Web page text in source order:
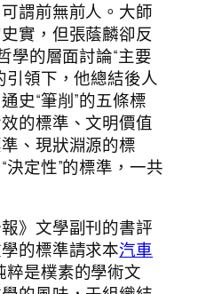
謂前無前人。大師
實，但張蔭麟卻反
學的層面討論“主要
引領下，他總結後人
史“筆削”的五條標
的標準、文明價值
、現狀淵源的標
定性”的標準，一共
》文學副刊的書評
的標準請求本汽車
粹是樸素的學術文